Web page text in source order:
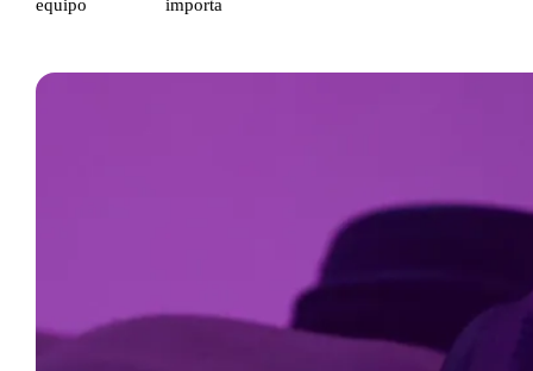
equipo
importa